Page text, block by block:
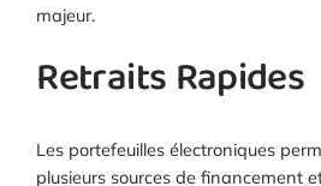
majeur.
Retraits Rapides
Les portefeuilles électroniques
plusieurs sources de financement